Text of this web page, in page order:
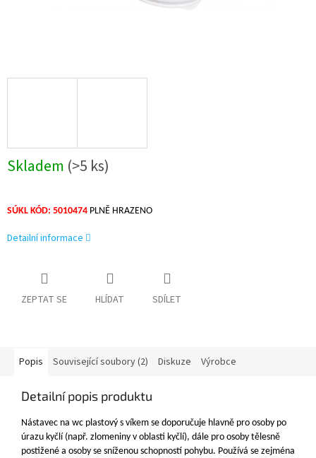
Skladem (>5 ks)
SÚKL KÓD: 5010474 PLNĚ HRAZENO
Detailní informace
ZEPTAT SE HLÍDAT SDÍLET
Popis Související soubory (2) Diskuze Výrobce
Detailní popis produktu
Nástavec na wc plastový s víkem se doporučuje hlavně pro osoby po
úrazu kyčlí (např. zlomeniny v oblasti kyčlí), dále pro osoby tělesně
postižené a osoby se sníženou schopností pohybu. Používá se zejména